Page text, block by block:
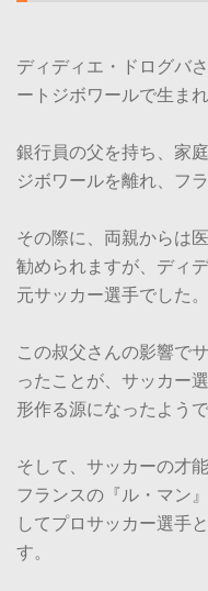
ディディエ・ドログバ
ートジボワールで生まれ
銀行員の父を持ち、家
ジボワールを離れ、フ
その際に、両親からは
勧められますが、ディ
元サッカー選手でした。
この叔父さんの影響で
ったことが、サッカー
形作る源になったようで
そして、サッカーの才
フランスの『ル・マン
してプロサッカー選手
す。